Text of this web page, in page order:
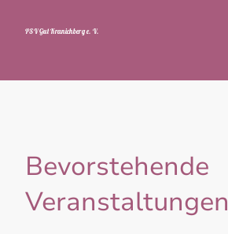
PSV Gut Kranichberg e. V.
Bevorstehende
Veranstaltungen